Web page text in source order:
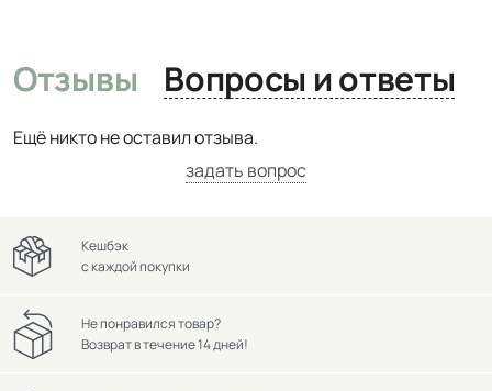
Отзывы Вопросы и ответы
Ещё никто не оставил отзыва.
задать вопрос
Кешбэк
с каждой покупки
Не понравился товар?
Возврат в течение 14 дней!